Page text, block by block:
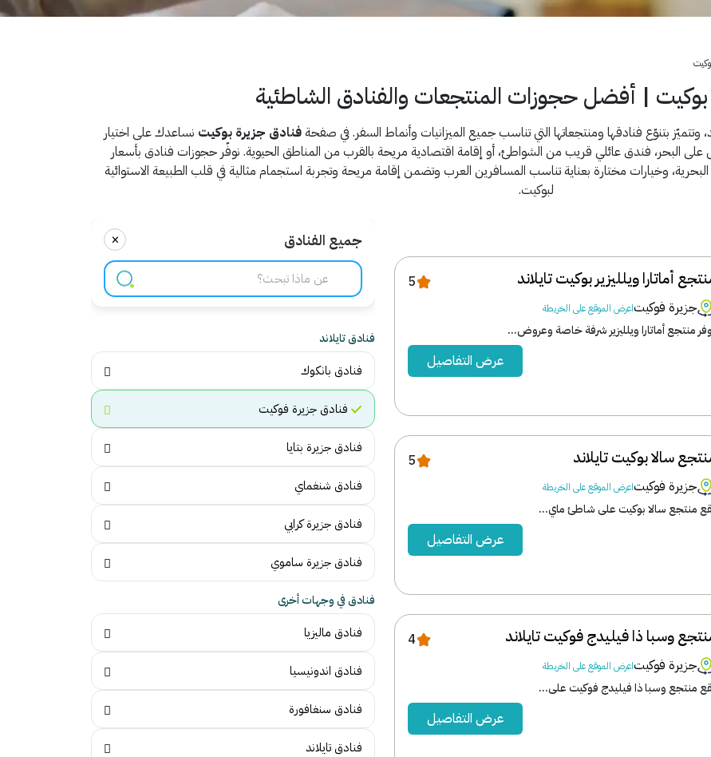
| أفضل حجوزات المنتجعات والفنادق الشاطئية
وتتميّز بتنوّع فنادقها ومنتجعاتها التي تناسب جميع الميزانيات وأنماط السفر. في صفحة فنادق جزيرة بوكيت نساعدك على اختيار
البحر، فندق عائلي قريب من الشواطئ، أو إقامة اقتصادية مريحة بالقرب من المناطق الحيوية. نوفّر حجوزات فنادق بأسعار
وخيارات مختارة بعناية تناسب المسافرين العرب وتضمن إقامة مريحة وتجربة استجمام مثالية في قلب الطبيعة الاستوائية
لبوكيت.
أماتارا ويلليزير بوكيت تايلاند
5
جزيرة فوكيتاعرض الموقع على الخريطة
منتجع أماتارا ويلليزير شرفة خاصة وعروض...
عرض التفاصيل
سالا بوكيت تايلاند
5
جزيرة فوكيتاعرض الموقع على الخريطة
منتجع سالا بوكيت على شاطئ ماي...
عرض التفاصيل
وسبا ذا فيليدج فوكيت تايلاند
4
جزيرة فوكيتاعرض الموقع على الخريطة
منتجع وسبا ذا فيليدج فوكيت على...
عرض التفاصيل
جميع الفنادق ×
فنادق تايلاند
فنادق بانكوك
فنادق جزيرة فوكيت
فنادق جزيرة بتايا
فنادق شنغماي
فنادق جزيرة كرابي
فنادق جزيرة ساموي
فنادق في وجهات أخرى
فنادق ماليزيا
فنادق اندونيسيا
فنادق سنغافورة
فنادق تايلاند